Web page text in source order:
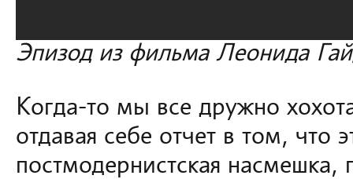
Эпизод из фильма Леонида
Когда-то мы все дружно
отдавая себе отчет в том, что
постмодернистская насмешка,